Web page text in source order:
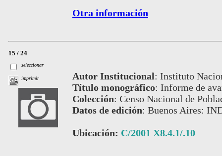
Otra información
15 / 24
seleccionar
imprimir Autor Institucional: Instituto
Título monográfico: Informe de
Colección: Censo Nacional de
Datos de edición: Buenos Aires:
Ubicación: C/2001 X8.4.1/.10